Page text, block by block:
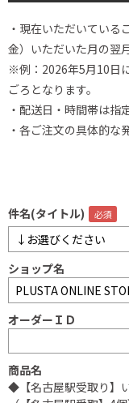
・現在いただいている
金）いただいた月の翌
※例：2026年5月10日
ごろとなります。
・配送日・時間帯は指
・各ご注文の具体的な
件名(タイトル)
ショップ名
オーダーＩＤ
商品名
◆【名古屋駅受取り】